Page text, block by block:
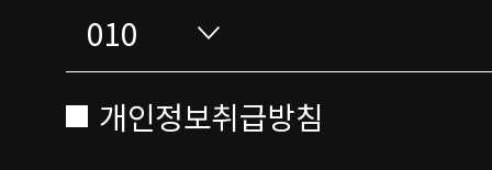
개인정보취급방침